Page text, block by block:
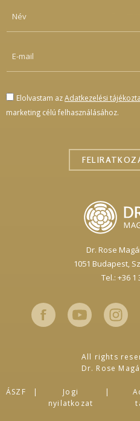
Dr. Rose
1051 Budapest,
Tel.: +36 1
Elolvastam azAdatkezelési
marketing célú felhasználásához.
All rights
Dr. Rose
ÁSZF
Jogi
nyilatkozat